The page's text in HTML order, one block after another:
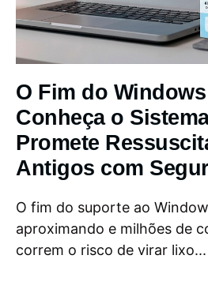
O Fim do
Conheça o
Promete
Antigos com
O fim do suporte ao
aproximando e milhões de
correm o risco de virar lixo...